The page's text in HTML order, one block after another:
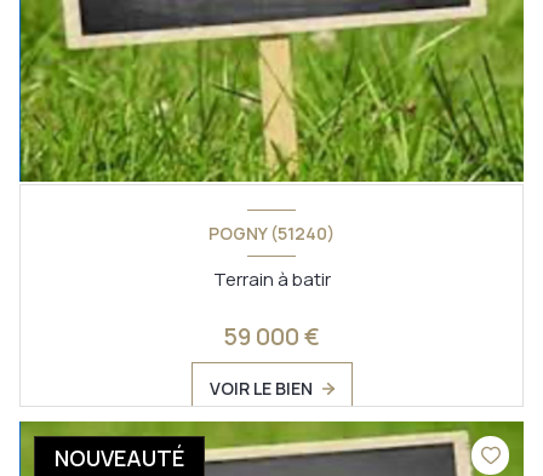
POGNY (51240)
Terrain à batir
59 000 €
VOIR LE BIEN
NOUVEAUTÉ